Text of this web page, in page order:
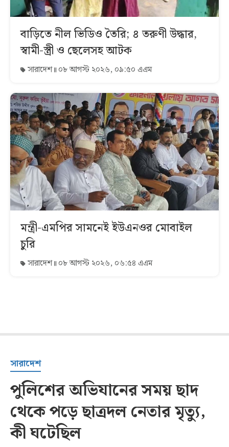
বাড়িতে নীল ভিডিও তৈরি; ৪ তরুণী উদ্ধার,
স্বামী-স্ত্রী ও ছেলেসহ আটক
সারাদেশ ০৮ আগস্ট ২০২৬, ০৯:৫০ এএম
মন্ত্রী-এমপির সামনেই ইউএনওর মোবাইল
চুরি
সারাদেশ ০৮ আগস্ট ২০২৬, ০৬:৫৪ এএম
সারাদেশ
পুলিশের অভিযানের সময় ছাদ
থেকে পড়ে ছাত্রদল নেতার মৃত্যু,
কী ঘটেছিল